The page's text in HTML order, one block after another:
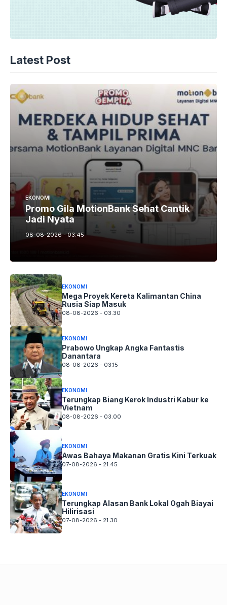
Latest Post
EKONOMI
Promo Gila MotionBank Sehat Cantik
Jadi Nyata
08-08-2026 - 03.45
EKONOMI
Mega Proyek Kereta Kalimantan China
Rusia Siap Masuk
08-08-2026 - 03.30
EKONOMI
Prabowo Ungkap Angka Fantastis
Danantara
08-08-2026 - 03.15
EKONOMI
Terungkap Biang Kerok Industri Kabur ke
Vietnam
08-08-2026 - 03.00
EKONOMI
Awas Bahaya Makanan Gratis Kini Terkuak
07-08-2026 - 21.45
EKONOMI
Terungkap Alasan Bank Lokal Ogah Biayai
Hilirisasi
07-08-2026 - 21.30